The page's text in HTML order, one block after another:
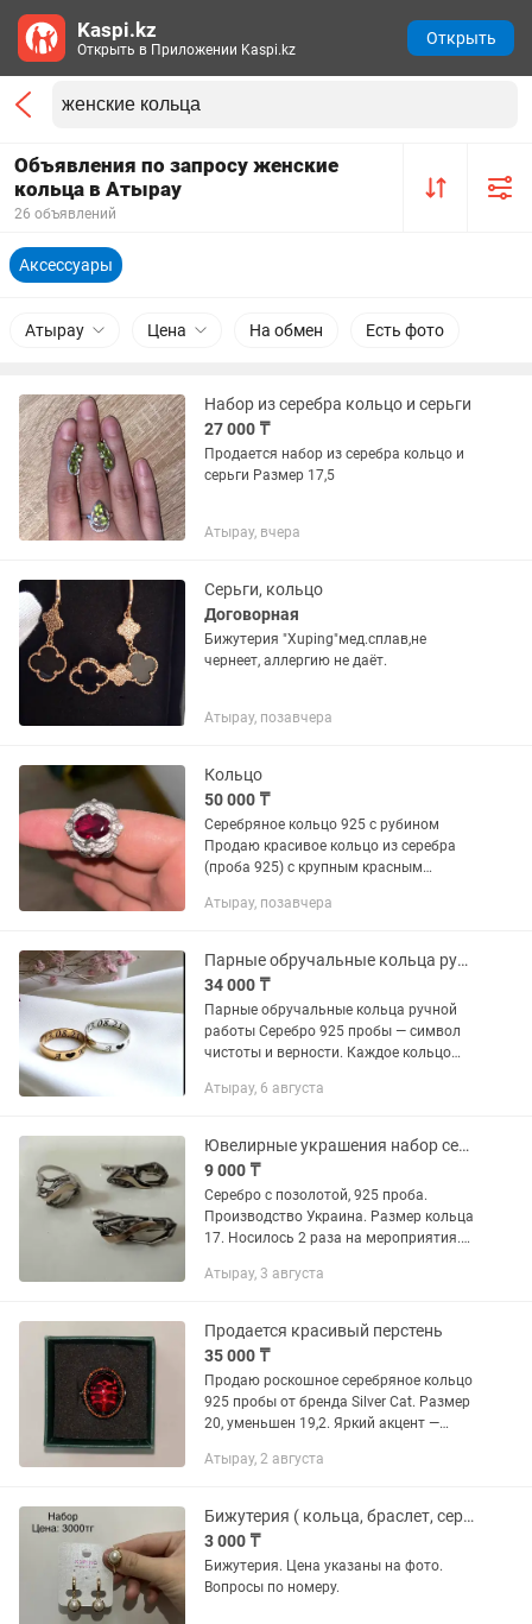
Объявления по запросу женские
кольца в Атырау
26 объявлений
Аксессуары
Атырау Цена На обмен Есть фото
Набор из серебра кольцо и серьги
27 000 ₸
Продается набор из серебра кольцо и
серьги Размер 17,5
Атырау, вчера
Серьги, кольцо
Договорная
Бижутерия "Xuping"мед.сплав,не
чернеет, аллергию не даёт.
Атырау, позавчера
Кольцо
50 000 ₸
Серебряное кольцо 925 с рубином
Продаю красивое кольцо из серебра
(проба 925) с крупным красным
смотрится, подойдет как подарок или
Атырау, позавчера
Парные обручальные кольца ручной работы
34 000 ₸
Парные обручальные кольца ручной
работы Серебро 925 пробы — символ
чистоты и верности. Каждое кольцо
деталям, чтобы сохранить ваши
Атырау, 6 августа
Ювелирные украшения набор серьги и кольцо
9 000 ₸
Серебро с позолотой, 925 проба.
Производство Украина. Размер кольца
17. Носилось 2 раза на мероприятия.
Атырау, 3 августа
Продается красивый перстень
35 000 ₸
Продаю роскошное серебряное кольцо
925 пробы от бренда Silver Cat. Размер
20, уменьшен 19,2. Яркий акцент —
насыщенного красного цвета с
Атырау, 2 августа
Бижутерия ( кольца, браслет, серьги)
3 000 ₸
Бижутерия. Цена указаны на фото.
Вопросы по номеру.
Kaspi.kz
Открыть в Приложении Kaspi.kz
Открыть